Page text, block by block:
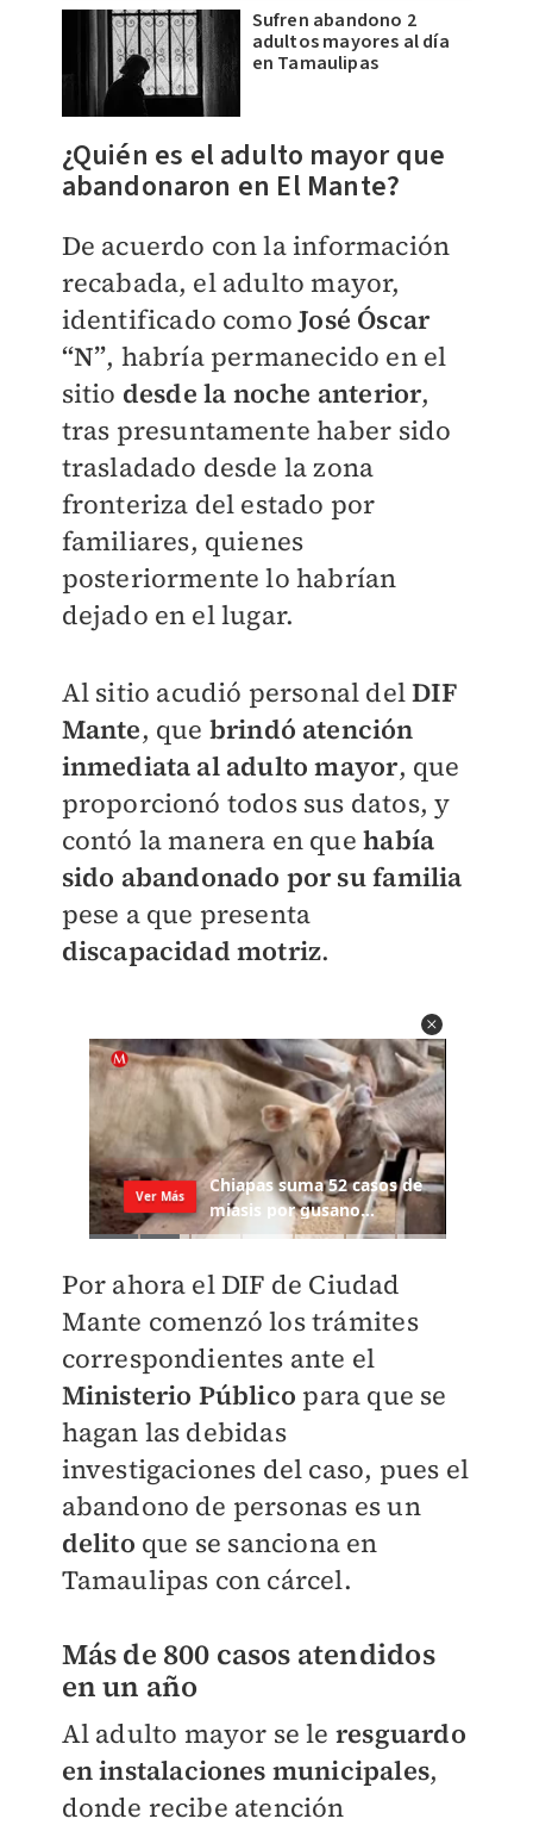
Sufren abandono 2
adultos mayores al día
en Tamaulipas
¿Quién es el adulto mayor que
abandonaron en El Mante?
De acuerdo con la información
recabada, el adulto mayor,
identificado como José Óscar
“N”, habría permanecido en el
sitio desde la noche anterior,
tras presuntamente haber sido
trasladado desde la zona
fronteriza del estado por
familiares, quienes
posteriormente lo habrían
dejado en el lugar.
Al sitio acudió personal delDIF
Mante, que brindó atención
inmediata al adulto mayor, que
proporcionó todos sus datos, y
contó la manera en que había
sido abandonado por su familia
pese a que presenta
discapacidad motriz.
Por ahora el DIF de Ciudad
Mante comenzó los trámites
correspondientes ante el
Ministerio Público para que se
hagan las debidas
investigaciones del caso, pues el
abandono de personas es un
delito que se sanciona en
Tamaulipas con cárcel.
Más de 800 casos atendidos
en un año
Al adulto mayor se le resguardo
en instalaciones municipales,
donde recibe atención